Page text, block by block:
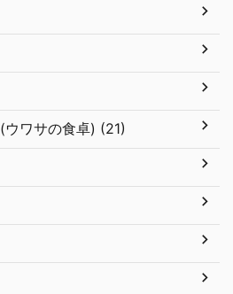
ワサの食卓) (21)